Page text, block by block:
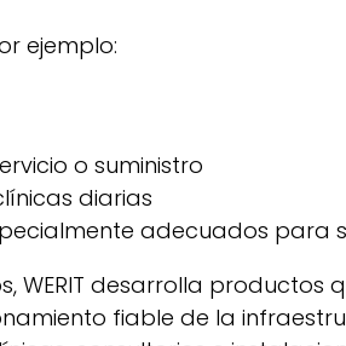
ejemplo:
o suministro
diarias
adecuados para
WERIT desarrolla productos
fiable de la